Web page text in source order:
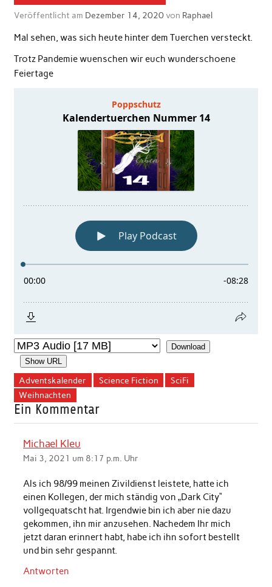
Veröffentlicht am Dezember 14, 2020von Raphael
Mal sehen, was sich heute hinter dem Tuerchen versteckt.
Trotz Pandemie wuenschen wir euch wunderschoene
Feiertage
Download
Show URL
Adventskalender Science Fiction
SciFi
Weihnachten
Ein Kommentar
Michael Kleu
Mai 3, 2021 um 8:17 p.m. Uhr
Als ich 98/99 meinen Zivildienst leistete, hatte ich
einen Kollegen, der mich ständig von „Dark City“
vollgequatscht hat. Irgendwie bin ich aber nie dazu
gekommen, ihn mir anzusehen. Nachedem Ihr mich
jetzt daran erinnert habt, habe ich ihn sofort bestellt
und bin sehr gespannt.
Antworten